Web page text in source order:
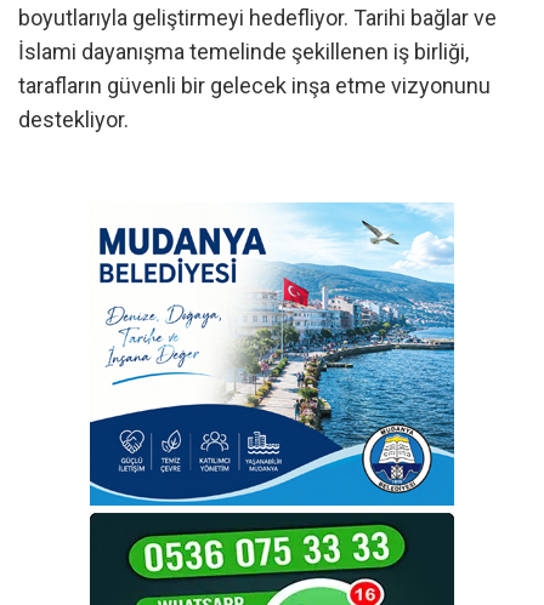
boyutlarıyla geliştirmeyi hedefliyor. Tarihi bağlar ve
İslami dayanışma temelinde şekillenen iş birliği,
tarafların güvenli bir gelecek inşa etme vizyonunu
destekliyor.